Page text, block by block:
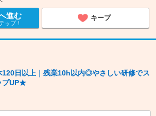
進む
ップ！
キープ
120日以上｜残業10h以内◎やさしい研修でス
プUP★